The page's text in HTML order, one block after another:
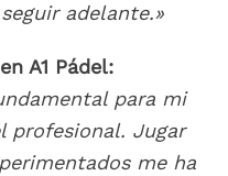
adelante.»
A1 Pádel:
para mi
profesional. Jugar
me ha